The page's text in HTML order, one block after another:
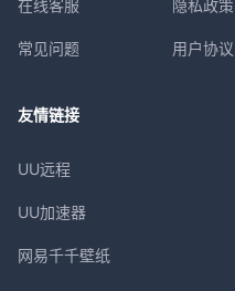
在线客服
常见问题
隐私政策
用户协议
友情链接
UU远程
UU加速器
网易千千壁纸